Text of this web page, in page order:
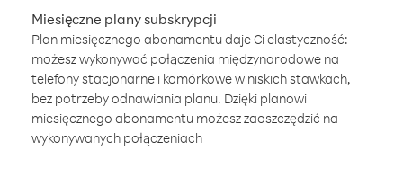
Miesięczne plany subskrypcji
Plan miesięcznego abonamentu daje Ci elastyczność:
możesz wykonywać połączenia międzynarodowe na
telefony stacjonarne i komórkowe w niskich stawkach,
bez potrzeby odnawiania planu. Dzięki planowi
miesięcznego abonamentu możesz zaoszczędzić na
wykonywanych połączeniach